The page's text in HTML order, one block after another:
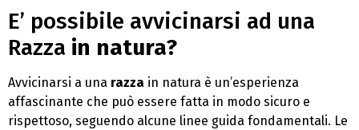
E’ possibile avvicinarsi ad una
Razza in natura?
Avvicinarsi a una razza in natura è un’esperienza
affascinante che può essere fatta in modo sicuro e
rispettoso, seguendo alcune linee guida fondamentali. Le